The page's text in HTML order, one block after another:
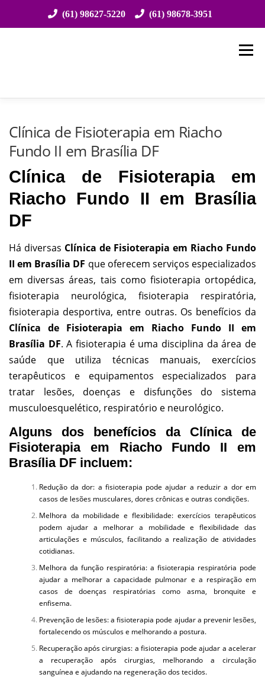
(61) 98627-5220 (61) 98678-3951
Menu
Clínica de Fisioterapia em Riacho
Fundo II em Brasília DF
Clínica de Fisioterapia em
Riacho Fundo II em Brasília
DF
Há diversas Clínica de Fisioterapia em Riacho Fundo
II em Brasília DF que oferecem serviços especializados
em diversas áreas, tais como fisioterapia ortopédica,
fisioterapia neurológica, fisioterapia respiratória,
fisioterapia desportiva, entre outras. Os benefícios da
Clínica de Fisioterapia em Riacho Fundo II em
Brasília DF. A fisioterapia é uma disciplina da área de
saúde que utiliza técnicas manuais, exercícios
terapêuticos e equipamentos especializados para
tratar lesões, doenças e disfunções do sistema
musculoesquelético, respiratório e neurológico.
Alguns dos benefícios da Clínica de
Fisioterapia em Riacho Fundo II em
Brasília DF incluem:
Redução da dor: a fisioterapia pode ajudar a reduzir a dor em
casos de lesões musculares, dores crônicas e outras condições.
Melhora da mobilidade e flexibilidade: exercícios terapêuticos
podem ajudar a melhorar a mobilidade e flexibilidade das
articulações e músculos, facilitando a realização de atividades
cotidianas.
Melhora da função respiratória: a fisioterapia respiratória pode
ajudar a melhorar a capacidade pulmonar e a respiração em
casos de doenças respiratórias como asma, bronquite e
enfisema.
Prevenção de lesões: a fisioterapia pode ajudar a prevenir lesões,
fortalecendo os músculos e melhorando a postura.
Recuperação após cirurgias: a fisioterapia pode ajudar a acelerar
a recuperação após cirurgias, melhorando a circulação
sanguínea e ajudando na regeneração dos tecidos.